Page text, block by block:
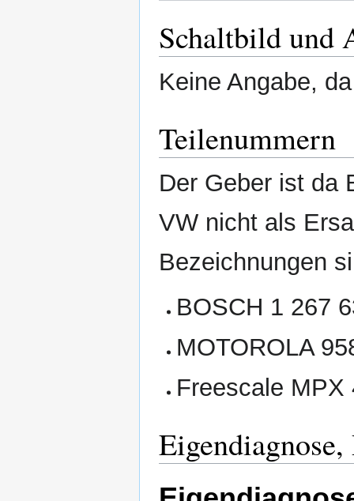
Schaltbild und
Keine Angabe,
Teilenummern
Der Geber ist da
VW nicht als
Bezeichnungen
BOSCH 1 267
MOTOROLA
Freescale MPX